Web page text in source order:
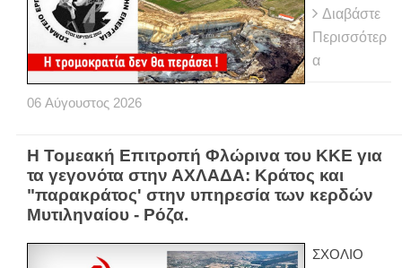
Διαβάστε
Περισσότερ
α
06 Αύγουστος 2026
Η Τομεακή Επιτροπή Φλώρινα του ΚΚΕ για
τα γεγονότα στην ΑΧΛΑΔΑ: Κράτος και
"παρακράτος' στην υπηρεσία των κερδών
Μυτιληναίου - Ρόζα.
ΣΧΟΛΙΟ